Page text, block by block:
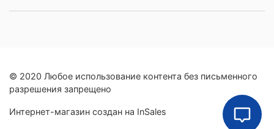
© 2020 Любое использование контента без письменного
разрешения запрещено
Интернет-магазин создан на InSales